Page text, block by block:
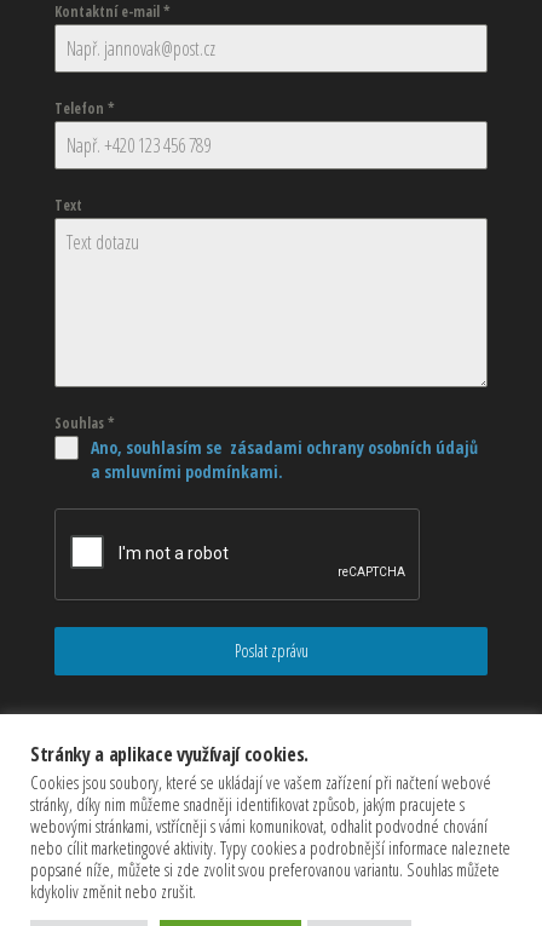
Kontaktní e-mail*
Telefon *
Text
Souhlas*
Ano, souhlasím se zásadami ochrany osobních údajů
a smluvními podmínkami.
Poslat zprávu
Stránky a aplikace využívají cookies.
Cookies jsou soubory, které se ukládají ve vašem zařízení při načtení webové
stránky, díky nim můžeme snadněji identifikovat způsob, jakým pracujete s
webovými stránkami, vstřícněji s vámi komunikovat, odhalit podvodné chování
nebo cílit marketingové aktivity. Typy cookies a podrobnější informace naleznete
popsané níže, můžete si zde zvolit svou preferovanou variantu. Souhlas můžete
kdykoliv změnit nebo zrušit.